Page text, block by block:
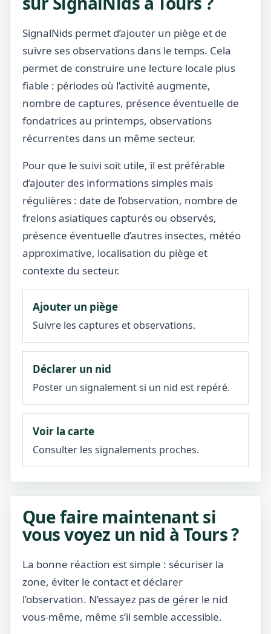
SignalNids permet d’ajouter un piège et de
suivre ses observations dans le temps. Cela
permet de construire une lecture locale plus
fiable : périodes où l’activité augmente,
nombre de captures, présence éventuelle de
fondatrices au printemps, observations
récurrentes dans un même secteur.
Pour que le suivi soit utile, il est préférable
d’ajouter des informations simples mais
régulières : date de l’observation, nombre de
frelons asiatiques capturés ou observés,
présence éventuelle d’autres insectes, météo
approximative, localisation du piège et
contexte du secteur.
Ajouter un piège
Suivre les captures et observations.
Déclarer un nid
Poster un signalement si un nid est repéré.
Voir la carte
Consulter les signalements proches.
Que faire maintenant si
vous voyez un nid à Tours ?
La bonne réaction est simple : sécuriser la
zone, éviter le contact et déclarer
l’observation. N’essayez pas de gérer le nid
vous-même, même s’il semble accessible.